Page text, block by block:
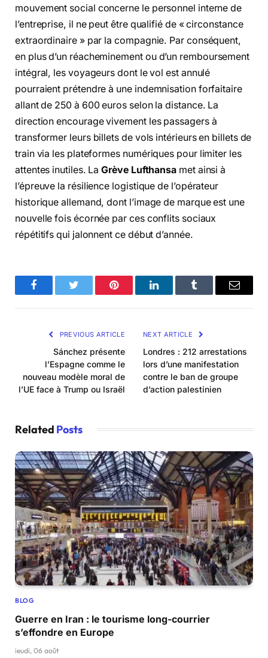
mouvement social concerne le personnel interne de
l’entreprise, il ne peut être qualifié de « circonstance
extraordinaire » par la compagnie. Par conséquent,
en plus d’un réacheminement ou d’un remboursement
intégral, les voyageurs dont le vol est annulé
pourraient prétendre à une indemnisation forfaitaire
allant de 250 à 600 euros selon la distance. La
direction encourage vivement les passagers à
transformer leurs billets de vols intérieurs en billets de
train via les plateformes numériques pour limiter les
attentes inutiles. LaGrève Lufthansa met ainsi à
l’épreuve la résilience logistique de l’opérateur
historique allemand, dont l’image de marque est une
nouvelle fois écornée par ces conflits sociaux
répétitifs qui jalonnent ce début d’année.
FacebookTwitter Pinterest LinkedInTumblr Email
PREVIOUS ARTICLE
Sánchez présente
l’Espagne comme le
nouveau modèle moral de
l’UE face à Trump ou Israël
NEXT ARTICLE
Londres : 212 arrestations
lors d’une manifestation
contre le ban de groupe
d’action palestinien
Related Posts
BLOG
Guerre en Iran : le tourisme long-courrier
s’effondre en Europe
jeudi, 06 août